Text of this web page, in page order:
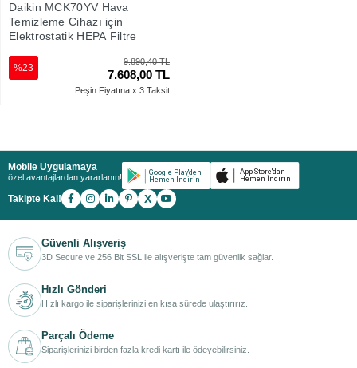
Daikin MCK70YV Hava
Temizleme Cihazı için
Elektrostatik HEPA Filtre
9.890,40 TL
7.608,00 TL
%23
Peşin Fiyatına x 3 Taksit
Mobile Uygulamaya
özel avantajlardan yararlanın!
Takipte Kal! X
Güvenli Alışveriş
3D Secure ve 256 Bit SSL ile alışverişte tam güvenlik sağlar.
Hızlı Gönderi
Hızlı kargo ile siparişlerinizi en kısa sürede ulaştırırız.
Parçalı Ödeme
Siparişlerinizi birden fazla kredi kartı ile ödeyebilirsiniz.